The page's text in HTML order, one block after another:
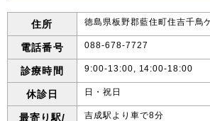
住所 徳島県板野郡藍住町住吉千鳥
電話番号 088-678-7727
診療時間 9:00-13:00, 14:00-18:00
休診日 日・祝日
最寄り駅/ 吉成駅より車で8分